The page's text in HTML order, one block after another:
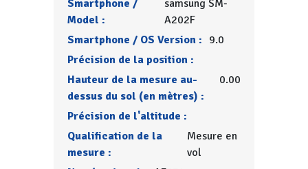
Smartphone /
Model :
samsung SM-
A202F
Smartphone / OS Version : 9.0
Précision de la position :
Hauteur de la mesure au-
dessus du sol (en mètres) :
0.00
Précision de l'altitude :
Qualification de la
mesure :
Mesure en
vol